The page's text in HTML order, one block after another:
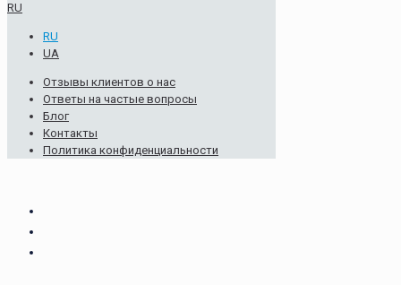
RU
RU
UA
Отзывы клиентов о нас
Ответы на частые вопросы
Блог
Контакты
Политика конфиденциальности